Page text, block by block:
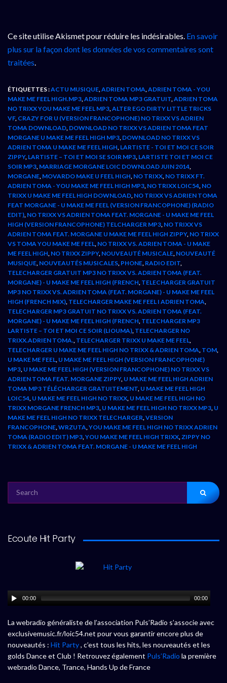
Ce site utilise Akismet pour réduire les indésirables. En savoir
plus sur la façon dont les données de vos commentaires sont
traitées.
ÉTIQUETTES :ACTU MUSIQUE ADRIEN TOMA ADRIEN TOMA - YOU
MAKE ME FEEL HIGH.MP3 ADRIEN TOMA MP3 GRATUIT ADRIEN TOMA
NO TRIXX YOU MAKE ME FEEL MP3 ALTER EGO DIRTY LITTLE TRICKS
VF, CRAZY FOR U (VERSION FRANCOPHONE) NO TRIXX VS ADRIEN
TOMA DOWNLOAD DOWNLOAD NO TRIXX VS ADRIEN TOMA FEAT
MORGANE U MAKE ME FEEL HIGH MP3 DOWNLOAD NO TRIXX VS
ADRIEN TOMA U MAKE ME FEEL HIGH LARTISTE - TOI ET MOI CE SOIR
ZIPPY, LARTISTE – TOI ET MOI SE SOIR MP3 LARTISTE TOI ET MOI CE
SOIR MP3 MARRIAGE MORGANE LOIC DOWNLOAD JUIN 2014
MORGANE MOVARDO MAKE U FEEL HIGH NO TRIXX NO TRIXX FT.
ADRIEN TOMA - YOU MAKE ME FEEL HIGH MP3 NO TRIXX LOIC54 NO
TRIXX U MAKE ME FEEL HIGH DOWNLOAD NO TRIXX VS ADRIEN TOMA
FEAT MORGANE - U MAKE ME FEEL (VERSION FRANCOPHONE) (RADIO
EDIT) NO TRIXX VS ADRIEN TOMA FEAT. MORGANE - U MAKE ME FEEL
HIGH (VERSION FRANCOPHONE) TELCHARGER MP3 NO TRIXX VS
ADRIEN TOMA FEAT. MORGANE U MAKE ME FEEL HIGH ZIPPY, NO TRIXX
VS TOMA YOU MAKE ME FEEL NO TRIXX VS. ADRIEN TOMA - U MAKE
ME FEEL HIGH NO TRIXX ZIPPY, NOUVEAUTÉ MUSICALE NOUVEAUTÉ
MUSIQUE NOUVEAUTÉS MUSICALES PHONE RADIO EDIT
TELECHARGER GRATUIT MP3 NO TRIXX VS. ADRIEN TOMA (FEAT.
MORGANE) - U MAKE ME FEEL HIGH (FRENCH TELECHARGER GRATUIT
MP3 NO TRIXX VS. ADRIEN TOMA (FEAT. MORGANE) - U MAKE ME FEEL
HIGH (FRENCH MIX) TELECHARGER MAKE ME FEEL I ADRIEN TOMA
TELECHARGER MP3 GRATUIT NO TRIXX VS. ADRIEN TOMA (FEAT.
MORGANE) - U MAKE ME FEEL HIGH (FRENCH TELECHARGER MP3
LARTISTE – TOI ET MOI CE SOIR (LIOUMA) TELECHARGER NO
TRIXX.ADRIEN TOMA. TELECHARGER TRIXX U MAKE ME FEEL
TELECHARGER U MAKE ME FEEL HIGH NO TRIXX & ADRIEN TOMA TOM
U MAKE ME FEEL U MAKE ME FEEL HIGH (VERSION FRANCOPHONE)
MP3 U MAKE ME FEEL HIGH (VERSION FRANCOPHONE) NO TRIXX VS
ADRIEN TOMA FEAT. MORGANE ZIPPY, U MAKE ME FEEL HIGH ADRIEN
TOMA MP3 TÉLÉCHARGER GRATUITEMENT U MAKE ME FEEL HIGH
LOIC54 U MAKE ME FEEL HIGH NO TRIXX U MAKE ME FEEL HIGH NO
TRIXX MORGANE FRENCH MP3 U MAKE ME FEEL HIGH NO TRIXX MP3 U
MAKE ME FEEL HIGH NO TRIXX TELECHARGER VERSION
FRANCOPHONE WRZUTA YOU MAKE ME FEEL HIGH NO TRIXX ADRIEN
TOMA (RADIO EDIT) MP3 YOU MAKE ME FEEL HIGH TRIXX ZIPPY NO
TRIXX & ADRIEN TOMA FEAT. MORGANE - U MAKE ME FEEL HIGH
FOR:
Ecoute Hit Party
00:00 00:00
La webradio généraliste de l’association Puls’Radio s’associe avec
exclusivemusic.fr/loic54.net pour vous garantir encore plus de
nouveautés : Hit Party, c’est tous les hits, les nouveautés et les
golds Dance et Club ! Retrouvez également Puls’Radio la première
webradio Dance, Trance, Hands Up de France